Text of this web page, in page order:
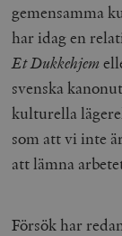
gemensamma
har idag en
Et Dukkehjem
svenska
kulturella
som att vi inte
att lämna
Försök har